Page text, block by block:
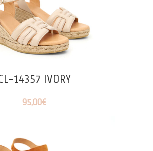
CL-14357 IVORY
95,00€